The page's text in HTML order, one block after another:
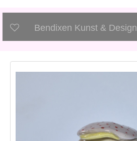
Bendixen Kunst & Design